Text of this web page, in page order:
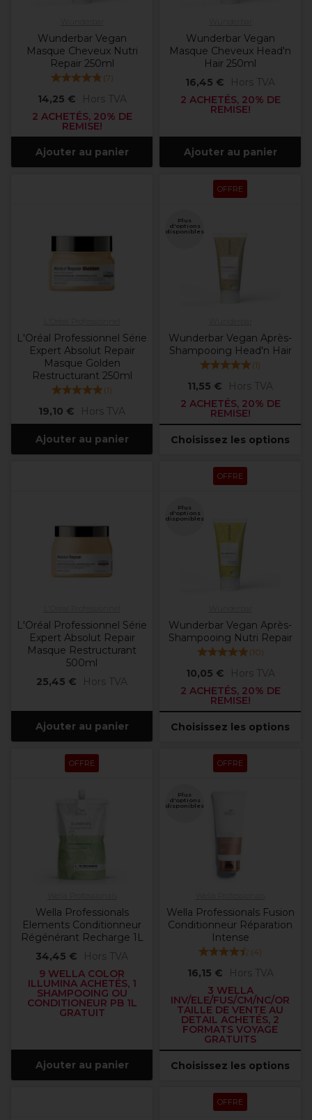
Wunderbar Vegan
Masque Cheveux Nutri
Repair 250ml
(7)
14,25 €
Hors TVA
2 ACHETÉS, 20% DE
REMISE!
Ajouter au panier
Wunderbar Vegan
Masque Cheveux Head'n
Hair 250ml
16,45 €
Hors TVA
2 ACHETÉS, 20% DE
REMISE!
Ajouter au panier
L'Oréal Professionnel Série
Expert Absolut Repair
Masque Golden
Restructurant 250ml
(1)
19,10 € Hors TVA
Ajouter au panier
OFFRE
Plus
d'options
disponibles
Wunderbar Vegan Après-
Shampooing Head'n Hair
(1)
11,55 €
Hors TVA
2 ACHETÉS, 20% DE
REMISE!
Choisissez les options
L'Oréal Professionnel Série
Expert Absolut Repair
Masque Restructurant
500ml
25,45 €
Hors TVA
Ajouter au panier
OFFRE
Plus
d'options
disponibles
Wunderbar Vegan Après-
Shampooing Nutri Repair
(10)
10,05 €
Hors TVA
2 ACHETÉS, 20% DE
REMISE!
Choisissez les options
OFFRE
Wella Professionals
Elements Conditionneur
Régénérant Recharge 1L
34,45 €
Hors TVA
9 WELLA COLOR
ILLUMINA ACHETÉS, 1
SHAMPOOING OU
CONDITIONEUR PB 1L
GRATUIT
Ajouter au panier
OFFRE
Plus
d'options
disponibles
Wella Professionals Fusion
Conditionneur Réparation
Intense
(4)
16,15 €
Hors TVA
3 WELLA
INV/ELE/FUS/CM/NC/OR
TAILLE DE VENTE AU
DETAIL ACHETÉS, 2
FORMATS VOYAGE
GRATUITS
Choisissez les options
OFFRE